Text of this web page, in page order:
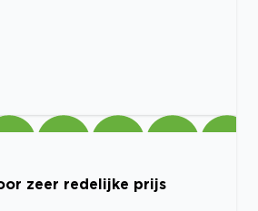
zeer redelijke prijs